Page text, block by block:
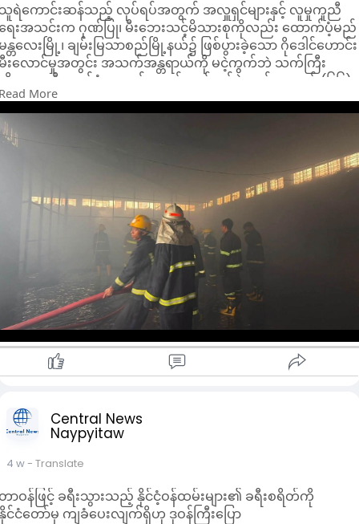
ရဲကောင်းဆန်သည့် လုပ်ရပ်အတွက် အလှူရှင်များနှင့် လူမှုကူညီ
ေးအသင်းက ဂုဏ်ပြု၊ မီးဘေးသင့်မိသားစုကိုလည်း ထောက်ပံ့မည်
န္တလေးမြို့၊ ချမ်းမြသာစည်မြို့နယ်၌ ဖြစ်ပွားခဲ့သော ဂိုဒေါင်ဟောင်း
းလောင်မှုအတွင်း အသက်အန္တရာယ်ကို မငဲ့ကွက်ဘဲ သက်ကြီး
းဘွားဇနီးမောင်နှံအား ဝင်ရောက်ကယ်တင်ခဲ့သည့် အသက် (၆၆)
စ်အရွယ် ဦးချိုအား အလှူရှင်များနှင့် ရွှေမေတ္တာလူမှုကူညီရေး
သင်းတို့က ဂုဏ်ပြုဆုငွေများ ချီးမြှင့်သွားမည်ဖြစ်ကြောင်း သိရ
ည်။
ြစ်စဉ်မှာ ဇူလိုင် ၆ ရက် နံနက်ပိုင်းက မန္တလေးမြို့ ၁၀၁A လမ်းနှင့်
၇A လမ်းထောင့်ရှိ ဂိုဒေါင်ဟောင်းတွင် မီးလောင်ကျွမ်းမှုဖြစ်ပွားစဉ်
တွင်း၌ အစောင့်အဖြစ် နေထိုင်နေသည့် သက်ကြီးဘိုးဘွား
နီးမောင်နှံ ပိတ်မိနေခဲ့ခြင်းဖြစ်သည်။
စဉ် အနီးအနားတွင်ရှိသော ဦးချိုက မည်သည့်အကာအကွယ်
စ္စည်းမျှ မပါရှိဘဲ မီးခိုးနှင့် မီးတောက်များကြားသို့ သုံးကြိမ်တိုင်တိုင်
န့်စွန့်စားစား ဝင်ရောက်ကာ အဘိုးနှင့် အဘွားတို့ကို တစ်ဦးချင်းစီ
ယ်ထုတ်နိုင်ခဲ့ကြောင်း သိရသည်။
သော် ကယ်တင်ခံခဲ့ရသည့် အဘိုးဖြစ်သူ ဦးတင်ထွန်း (၆၄ နှစ်)
ည် မန္တလေးဆေးရုံကြီး၌ ဆေးကုသမှုခံယူနေစဉ် မီးလောင်ဒဏ်ရာ
ြင်းထန်မှုကြောင့် ကွယ်လွန်ခဲ့ပြီး အဘွားဖြစ်သူမှာ ဆက်လက်
ေးကုသမှု ခံယူလျက်ရှိကြောင်း သိရသည်။
းချိုသည် သမန်းကုန်းဘက်တွင် သန့်ရှင်းရေးလုပ်ငန်း လုပ်ကိုင်နေ
ဖြစ်ပြီး ညပိုင်းတွင် ကော်ဖီဆိုင် လုံခြုံရေးဝန်ထမ်းအဖြစ်လည်း
းချို၏ ရဲဝံ့စွာ အသက်စွန့်ကယ်တင်ခဲ့သည့် လုပ်ရပ်ကို ဂုဏ်ပြုသည့်
နေဖြင့် မရွှေလဲ့၏ မမကြီးမိသားစုက ဂုဏ်ပြုဆုငွေ ကျပ် (၁၀)
ည်း တစ်ဦးလျှင် ကျပ် (၅) သိန်းစီ၊ စုစုပေါင်း ကျပ် (၁၀) သိန်း
ောက်ပံ့လှူဒါန်းသွားမည်ဖြစ်ကြောင်း သိရသည်။
More
Central News
Naypyitaw
4 w- Translate
ာဝန်ဖြင့် ခရီးသွားသည့် နိုင်ငံ့ဝန်ထမ်းများ၏ ခရီးစရိတ်ကို
င်ငံတော်မှ ကျခံပေးလျက်ရှိဟု ဒုဝန်ကြီးပြော